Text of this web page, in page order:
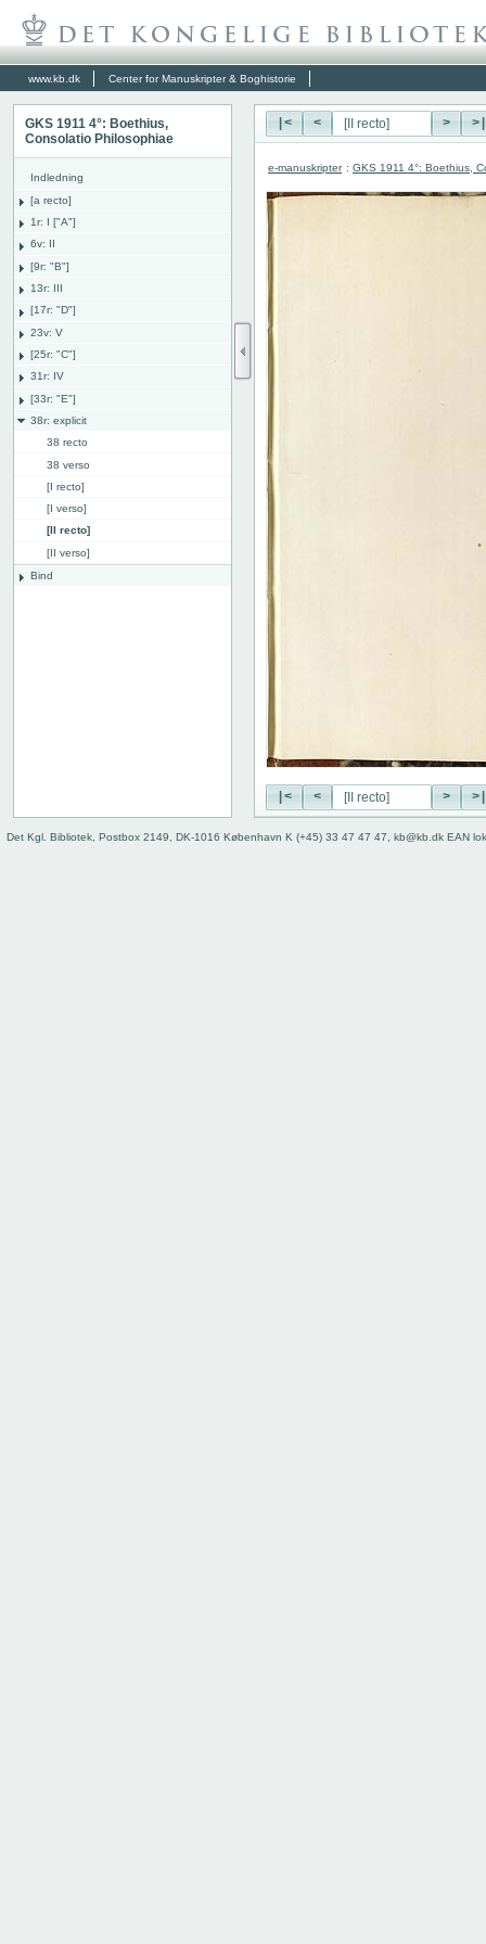
www.kb.dk Center for Manuskripter & Boghistorie
GKS 1911 4°: Boethius,
Consolatio Philosophiae
Indledning
[a recto]
1r: I ["A"]
6v: II
[9r: "B"]
13r: III
[17r: "D"]
23v: V
[25r: "C"]
31r: IV
[33r: "E"]
38r: explicit
38 recto
38 verso
[I recto]
[I verso]
[II recto]
[II verso]
Bind
|< < > >|
e-manuskripter : GKS 1911 4°: Boethius,
|< < > >|
Det Kgl. Bibliotek, Postbox 2149, DK-1016 København K (+45) 33 47 47 47, kb@kb.dk EAN